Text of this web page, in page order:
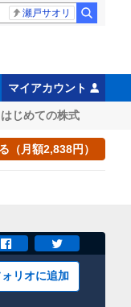
瀬戸サオリ
マイアカウント
はじめての株式
（月額2,838円）
リオに追加